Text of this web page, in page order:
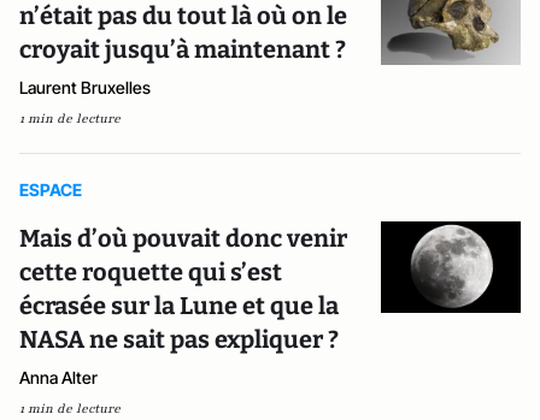
n’était pas du tout là où on le
croyait jusqu’à maintenant ?
Laurent Bruxelles
1 min de lecture
ESPACE
Mais d’où pouvait donc venir
cette roquette qui s’est
écrasée sur la Lune et que la
NASA ne sait pas expliquer ?
Anna Alter
1 min de lecture